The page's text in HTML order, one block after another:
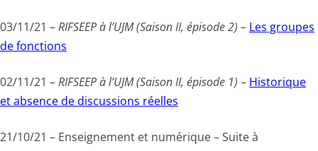
03/11/21 –RIFSEEP à l’UJM (Saison II, épisode 2) – Les groupes
de fonctions
02/11/21 –RIFSEEP à l’UJM (Saison II, épisode 1) – Historique
et absence de discussions réelles
21/10/21 – Enseignement et numérique – Suite à